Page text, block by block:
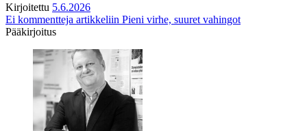
Kirjoitettu 5.6.2026
Ei kommentteja artikkeliin Pieni virhe, suuret vahingot
Pääkirjoitus